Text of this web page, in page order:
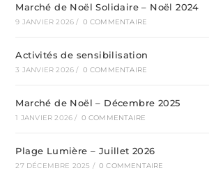
Marché de Noël Solidaire – Noël 2024
9 JANVIER 2026 / 0 COMMENTAIRE
Activités de sensibilisation
3 JANVIER 2026 / 0 COMMENTAIRE
Marché de Noël – Décembre 2025
1 JANVIER 2026 / 0 COMMENTAIRE
Plage Lumière – Juillet 2026
27 DÉCEMBRE 2025 / 0 COMMENTAIRE